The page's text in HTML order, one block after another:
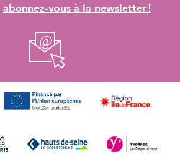
abonnez-vous à la newsletter !